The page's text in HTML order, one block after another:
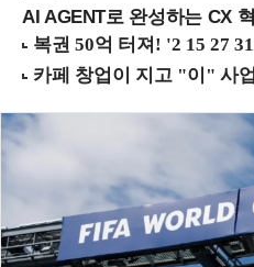
AI AGENT로 완성하는 CX